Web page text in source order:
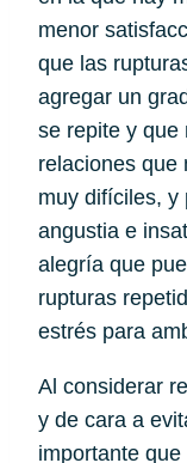
menor
que las
agregar un
se repite y que
relaciones que
muy difíciles, y
angustia e
alegría que
rupturas
estrés para
Al considerar
y de cara a